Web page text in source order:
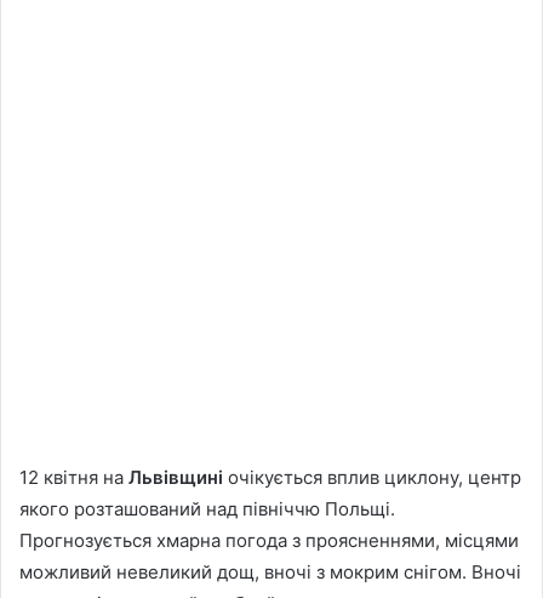
12 квітня на Львівщині очікується вплив циклону, центр
якого розташований над північчю Польщі.
Прогнозується хмарна погода з проясненнями, місцями
можливий невеликий дощ, вночі з мокрим снігом. Вночі